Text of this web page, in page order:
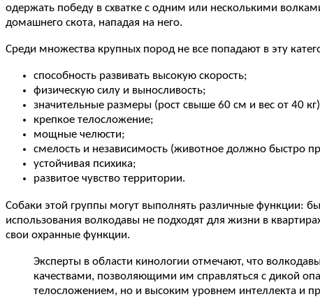
одержать победу в схватке с одним или несколькими
домашнего скота, нападая на него.
Среди множества крупных пород не все попадают в эту
способность развивать высокую скорость;
физическую силу и выносливость;
значительные размеры (рост свыше 60 см и вес от 40
крепкое телосложение;
мощные челюсти;
смелость и независимость (животное должно быстро
устойчивая психика;
развитое чувство территории.
Собаки этой группы могут выполнять различные функции:
использования волкодавы не подходят для жизни в
свои охранные функции.
Эксперты в области кинологии отмечают, что
качествами, позволяющими им справляться с дикой
телосложением, но и высоким уровнем интеллекта и